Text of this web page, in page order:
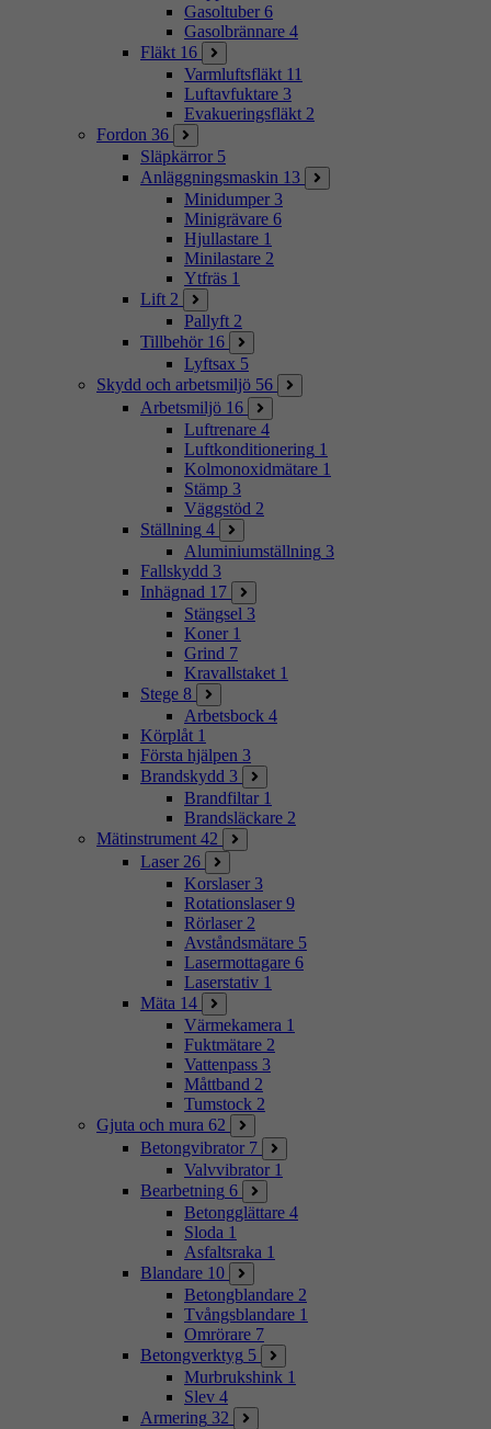
Gasoltuber 6
Gasolbrännare 4
Fläkt 16
Varmluftsfläkt 11
Luftavfuktare 3
Evakueringsfläkt 2
Fordon 36
Släpkärror 5
Anläggningsmaskin 13
Minidumper 3
Minigrävare 6
Hjullastare 1
Minilastare 2
Ytfräs 1
Lift 2
Pallyft 2
Tillbehör 16
Lyftsax 5
Skydd och arbetsmiljö 56
Arbetsmiljö 16
Luftrenare 4
Luftkonditionering 1
Kolmonoxidmätare 1
Stämp 3
Väggstöd 2
Ställning 4
Aluminiumställning 3
Fallskydd 3
Inhägnad 17
Stängsel 3
Koner 1
Grind 7
Kravallstaket 1
Stege 8
Arbetsbock 4
Körplåt 1
Första hjälpen 3
Brandskydd 3
Brandfiltar 1
Brandsläckare 2
Mätinstrument 42
Laser 26
Korslaser 3
Rotationslaser 9
Rörlaser 2
Avståndsmätare 5
Lasermottagare 6
Laserstativ 1
Mäta 14
Värmekamera 1
Fuktmätare 2
Vattenpass 3
Måttband 2
Tumstock 2
Gjuta och mura 62
Betongvibrator 7
Valvvibrator 1
Bearbetning 6
Betongglättare 4
Sloda 1
Asfaltsraka 1
Blandare 10
Betongblandare 2
Tvångsblandare 1
Omrörare 7
Betongverktyg 5
Murbrukshink 1
Slev 4
Armering 32